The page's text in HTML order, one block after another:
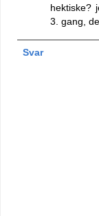
hektiske?
3. gang,
Svar